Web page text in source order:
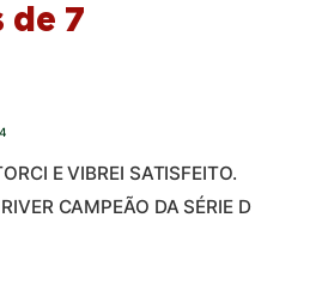
de 7
E VIBREI SATISFEITO.
CAMPEÃO DA SÉRIE D